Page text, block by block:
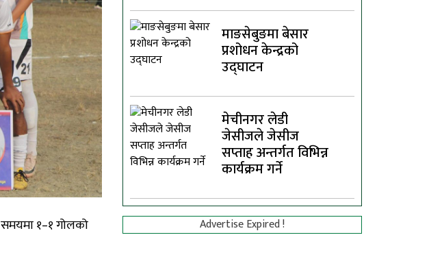
समयमा१–१गोलको
माङसेबुङमा बेसार
प्रशोधन केन्द्रको
उद्घाटन
मेचीनगर लेडी
जेसीजले जेसीज
सप्ताह अन्तर्गत विभिन्न
कार्यक्रम गर्ने
Advertise Expired !